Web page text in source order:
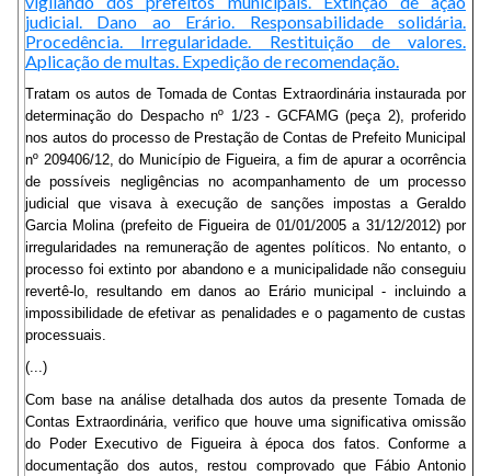
judicial. Dano ao Erário. Responsabilidade solidária.
Procedência. Irregularidade. Restituição de valores.
Aplicação de multas. Expedição de recomendação.
Tratam os autos de Tomada de Contas Extraordinária instaurada por
determinação do Despacho nº 1/23 - GCFAMG (peça 2), proferido
nos autos do processo de Prestação de Contas de Prefeito Municipal
nº 209406/12, do Município de Figueira, a fim de apurar a ocorrência
de possíveis negligências no acompanhamento de um processo
judicial que visava à execução de sanções impostas a Geraldo
Garcia Molina (prefeito de Figueira de 01/01/2005 a 31/12/2012) por
irregularidades na remuneração de agentes políticos. No entanto, o
processo foi extinto por abandono e a municipalidade não conseguiu
revertê-lo, resultando em danos ao Erário municipal - incluindo a
impossibilidade de efetivar as penalidades e o pagamento de custas
processuais.
(...)
Com base na análise detalhada dos autos da presente Tomada de
Contas Extraordinária, verifico que houve uma significativa omissão
do Poder Executivo de Figueira à época dos fatos. Conforme a
documentação dos autos, restou comprovado que Fábio Antonio